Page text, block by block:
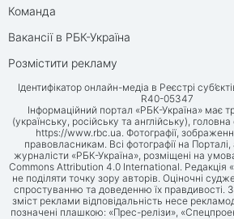
Команда
Вакансії в РБК-Україна
Розмістити рекламу
Ідентифікатор онлайн-медіа в Реєстрі
R40-05347
Інформаційний портал «РБК-Україна» має
(українську, російську та англійську),
https://www.rbc.ua. Фотографії,
правовласникам. Всі фотографії на
журналісти «РБК-Україна», розміщені на
Commons Attribution 4.0 International. Редакція
не поділяти точку зору авторів. Оціночні
спростуванню та доведенню їх правдивості.
зміст реклами відповідальність несе
позначені плашкою: «Прес-релізи»,